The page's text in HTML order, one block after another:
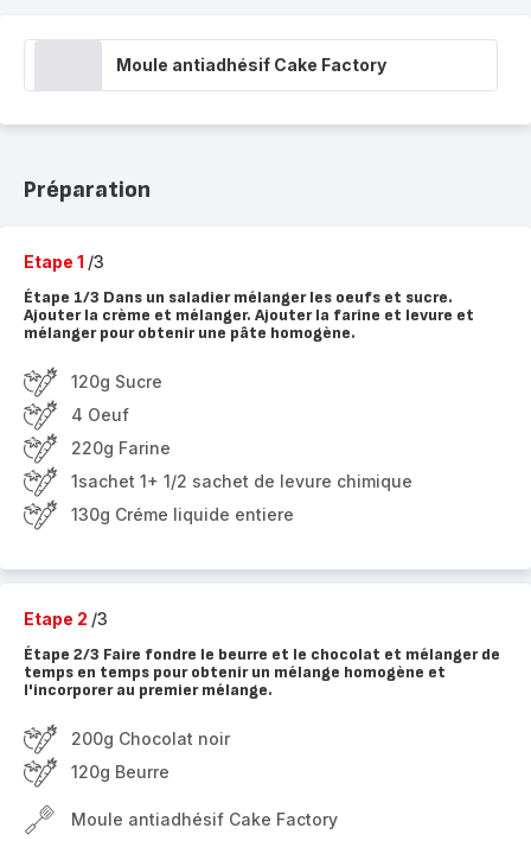
Moule antiadhésif Cake Factory
Préparation
Etape 1 /3
Étape 1/3 Dans un saladier mélanger les oeufs et sucre.
Ajouter la crème et mélanger. Ajouter la farine et levure et
mélanger pour obtenir une pâte homogène.
120g Sucre
4 Oeuf
220g Farine
1sachet 1+ 1/2 sachet de levure chimique
130g Créme liquide entiere
Etape 2 /3
Étape 2/3 Faire fondre le beurre et le chocolat et mélanger de
temps en temps pour obtenir un mélange homogène et
l'incorporer au premier mélange.
200g Chocolat noir
120g Beurre
Moule antiadhésif Cake Factory